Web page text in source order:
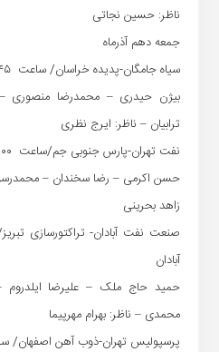
ناظر: حسین نجاتی
جمعه دهم آذرماه
سیاه جامگان-پدیده خراسان/ ساعت ۱۵:۴۵- ورزشگاه امام رضا مشهد
بیژن حیدری – محمدرضا منصوری
ترابیان – ناظر: ایرج نظری
نفت تهران-پارس جنوبی جم/ساعت ۱۵:۰۰- ورزشگاه تختی تهران
حسن اکرمی – رضا سخندان –
زاهد بحرینی
آبادان
حمید حاج ملک – علیرضا
محمدی – ناظر: بهرام مهرپیما
پرسپولیس تهران-ذوب آهن اصفهان/ ساعت ۱۵:۳۰-